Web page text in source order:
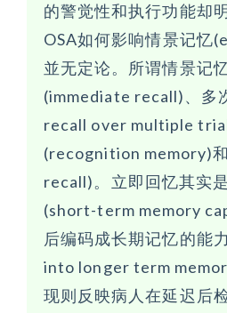
的警觉性和执行功能却
OSA如何影响情景记忆
並无定论。所谓情景记
(immediate recall)、多
recall over multiple
(recognition memory)
recall)。立即回忆其实
(short-term memory
后编码成长期记忆的能
into longer term
现则反映病人在延迟后